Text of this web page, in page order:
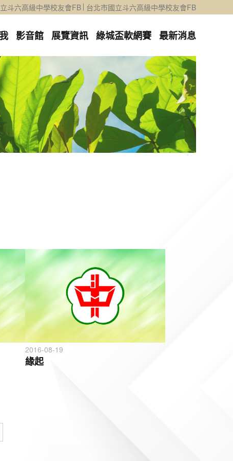
斗六高級中學校友會FB 台北市國立斗六高級中學校友會FB
影音館 展覽資訊 綠城盃軟網賽 最新消息
2016-08-19
緣起